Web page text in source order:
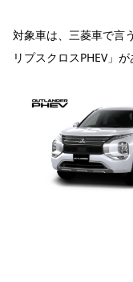
対象車は、三菱車で言
リプスクロスPHEV」が